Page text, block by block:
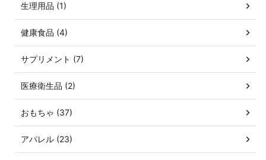
生理用品 (1)
健康食品 (4)
サプリメント (7)
医療衛生品 (2)
おもちゃ (37)
アパレル (23)